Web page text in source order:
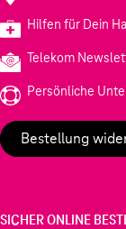
Hilfen für Dein
Telekom
Persönliche
Bestellung
SICHER ONLINE